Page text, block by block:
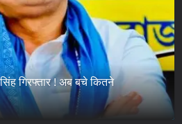
सिंह गिरफ्तार ! अब बचे कितने